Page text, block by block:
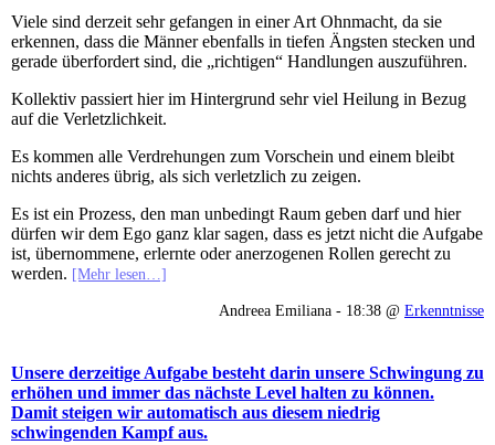
Viele sind derzeit sehr gefangen in einer Art Ohnmacht, da sie
erkennen, dass die Männer ebenfalls in tiefen Ängsten stecken und
gerade überfordert sind, die „richtigen“ Handlungen auszuführen.
Kollektiv passiert hier im Hintergrund sehr viel Heilung in Bezug
auf die Verletzlichkeit.
Es kommen alle Verdrehungen zum Vorschein und einem bleibt
nichts anderes übrig, als sich verletzlich zu zeigen.
Es ist ein Prozess, den man unbedingt Raum geben darf und hier
dürfen wir dem Ego ganz klar sagen, dass es jetzt nicht die Aufgabe
ist, übernommene, erlernte oder anerzogenen Rollen gerecht zu
werden. [Mehr lesen…]
Andreea Emiliana - 18:38 @ Erkenntnisse
Unsere derzeitige Aufgabe besteht darin unsere Schwingung zu
erhöhen und immer das nächste Level halten zu können.
Damit steigen wir automatisch aus diesem niedrig
schwingenden Kampf aus.